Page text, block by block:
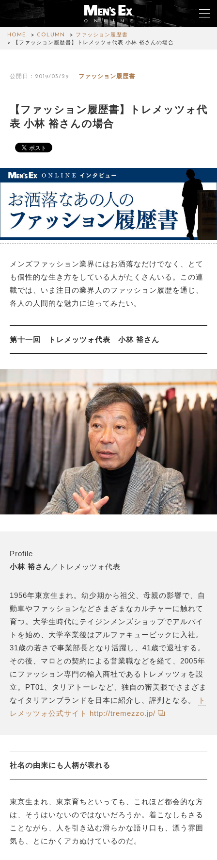
HOME COLUMN
ファッション履歴書
【ファッション履歴書】トレメッツォ代表 小林 裕さんの場合
公開日：2019/03/29 ファッション履歴書
【ファッション履歴書】トレメッツォ代
表 小林 裕さんの場合
メンズファッション業界にはお洒落なだけでなく、とて
も個性的な生き方をしている人がたくさんいる。この連
載では、いま注目の業界人のファッション履歴を通じ、
各人の人間的な魅力に迫ってみたい。
第十一回 トレメッツォ代表 小林 裕さん
Profile
小林 裕さん ／トレメッツォ代表
1956年東京生まれ。幼少期から祖父、母親の影響で、自
動車やファッションなどさまざまなカルチャーに触れて
育つ。大学生時代にテイジンメンズショップでアルバイ
トを始め、大学卒業後はアルファキュービックに入社。
31歳の若さで事業部長となり活躍し、41歳で退社する。
その後、マロとの契約による営業職などを経て、2005年
にファッション専門の輸入商社であるトレメッツォを設
立。PT01、タリアトーレなど、独自の審美眼でさまざま
なイタリアンブランドを日本に紹介し、評判となる。
ト
レメッツォ公式サイト http://tremezzo.jp/
社名の由来にも人柄が表れる
東京生まれ、東京育ちといっても、これほど都会的な方
は、そうはいないのではないだろうか。着こなしもさる
ことながら、人を引き込む滑らかな語り口も、漂う雰囲
気も、とにかくアカぬけているのだ。
WATCH
CAR&BIKE
LIFESTYLE
COLUMN
MAGAZINE
ABOUT SITE
サイトマップ